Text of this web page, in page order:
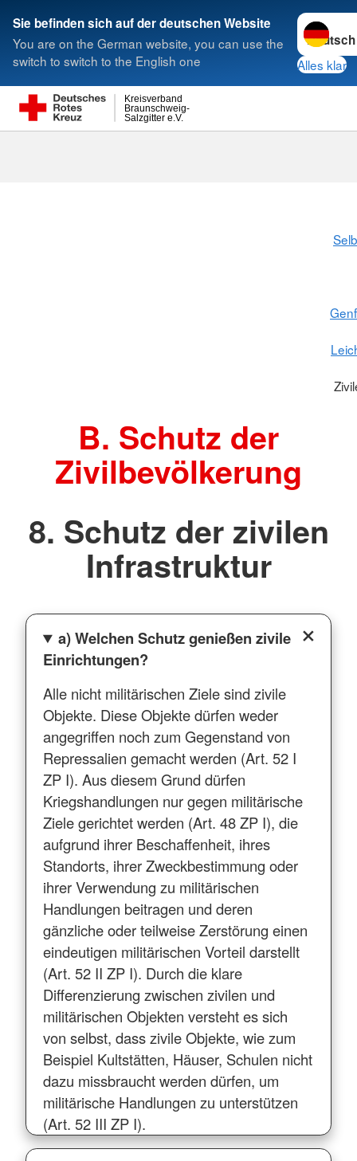
Sie befinden sich auf der deutschen Website
You are on the German website, you can use the
switch to switch to the English one
Sprache
Alles klar
Salzgitter e.V.
Braunschweig-
Kreisverband
Suche
B. Schutz der
Zivilbevölkerung
8. Schutz der zivilen
Infrastruktur
a) Welchen Schutz genießen zivile
Einrichtungen?
Alle nicht militärischen Ziele sind zivile
Objekte. Diese Objekte dürfen weder
angegriffen noch zum Gegenstand von
Repressalien gemacht werden (Art. 52 I
ZP I). Aus diesem Grund dürfen
Kriegshandlungen nur gegen militärische
Ziele gerichtet werden (Art. 48 ZP I), die
aufgrund ihrer Beschaffenheit, ihres
Standorts, ihrer Zweckbestimmung oder
ihrer Verwendung zu militärischen
Handlungen beitragen und deren
gänzliche oder teilweise Zerstörung einen
eindeutigen militärischen Vorteil darstellt
(Art. 52 II ZP I). Durch die klare
Differenzierung zwischen zivilen und
militärischen Objekten versteht es sich
von selbst, dass zivile Objekte, wie zum
Beispiel Kultstätten, Häuser, Schulen nicht
dazu missbraucht werden dürfen, um
militärische Handlungen zu unterstützen
(Art. 52 III ZP I).